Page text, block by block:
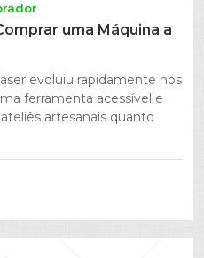
uma Máquina a
evoluiu rapidamente nos
ferramenta acessível e
artesanais quanto